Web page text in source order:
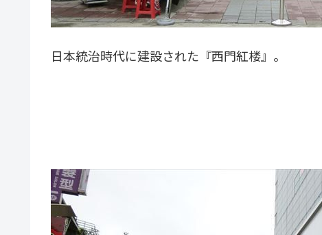
日本統治時代に建設された『西門紅楼』。